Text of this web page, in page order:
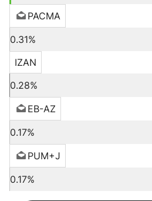
PACMA
0.31%
IZAN
0.28%
EB-AZ
0.17%
PUM+J
0.17%